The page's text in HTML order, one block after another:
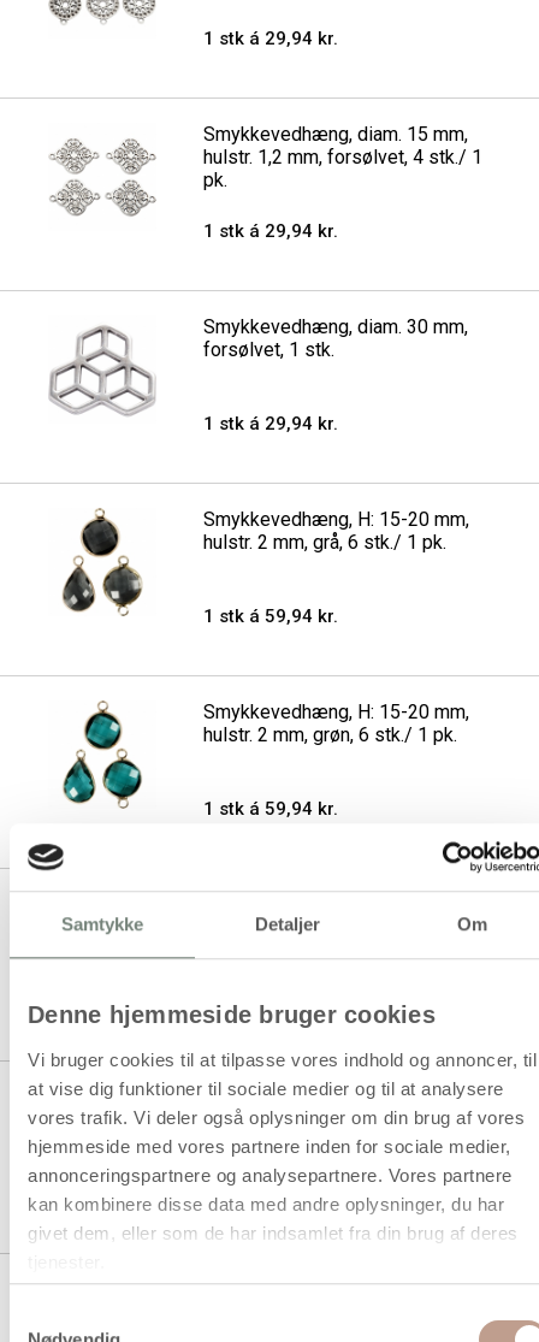
Samtykke Detaljer Om
Denne hjemmeside bruger cookies
Vi bruger cookies til at tilpasse vores indhold og annoncer, til
at vise dig funktioner til sociale medier og til at analysere
vores trafik. Vi deler også oplysninger om din brug af vores
hjemmeside med vores partnere inden for sociale medier,
annonceringspartnere og analysepartnere. Vores partnere
kan kombinere disse data med andre oplysninger, du har
givet dem, eller som de har indsamlet fra din brug af deres
1 stk á 29,94 kr.
Smykkevedhæng, diam. 15 mm,
hulstr. 1,2 mm, forsølvet, 4 stk./ 1
pk.
1 stk á 29,94 kr.
Smykkevedhæng, diam. 30 mm,
forsølvet, 1 stk.
1 stk á 29,94 kr.
Smykkevedhæng, H: 15-20 mm,
hulstr. 2 mm, grå, 6 stk./ 1 pk.
1 stk á 59,94 kr.
Smykkevedhæng, H: 15-20 mm,
hulstr. 2 mm, grøn, 6 stk./ 1 pk.
1 stk á 59,94 kr.
hulstr. 2 mm, gul, 6 stk./ 1 pk.
1 stk á 59,94 kr.
Smykkevedhæng, H: 15-20 mm,
hulstr. 2 mm, lys rosa, 6 stk./ 1
pk.
1 stk á 59,94 kr.
Smykkevedhæng, H: 15-20 mm,